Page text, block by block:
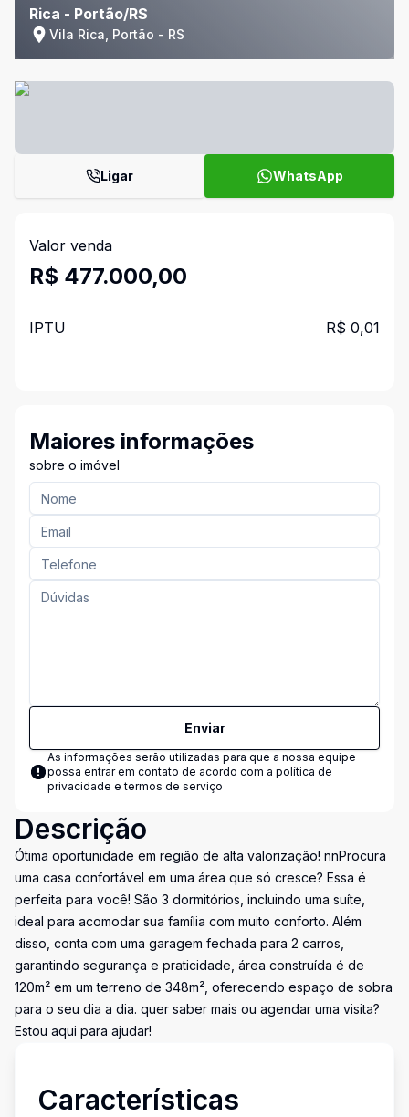
Rica - Portão/RS
Vila Rica, Portão - RS
Ligar WhatsApp
Valor venda
R$ 477.000,00
IPTU R$ 0,01
Maiores informações
sobre o imóvel
Enviar
As informações serão utilizadas para que a nossa equipe
possa entrar em contato de acordo com a política de
privacidade e termos de serviço
Descrição
Ótima oportunidade em região de alta valorização! nnProcura
uma casa confortável em uma área que só cresce? Essa é
perfeita para você! São 3 dormitórios, incluindo uma suíte,
ideal para acomodar sua família com muito conforto. Além
disso, conta com uma garagem fechada para 2 carros,
garantindo segurança e praticidade, área construída é de
120m² em um terreno de 348m², oferecendo espaço de sobra
para o seu dia a dia. quer saber mais ou agendar uma visita?
Estou aqui para ajudar!
Características